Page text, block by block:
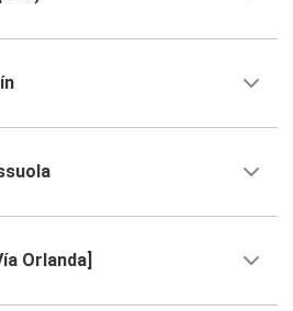
Orlanda]